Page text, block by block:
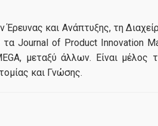
Έρευνας και Ανάπτυξης, τη
τα Journal of Product Innovation
μεταξύ άλλων. Είναι μέλος
και Γνώσης.